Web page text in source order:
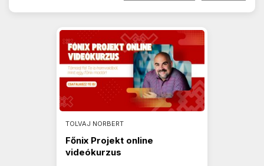
TOLVAJ NORBERT
Főnix Projekt online
videókurzus